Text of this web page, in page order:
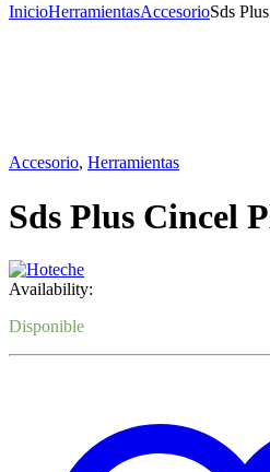
InicioHerramientasAccesorioSds
Accesorio, Herramientas
Sds Plus Cincel
Availability:
Disponible